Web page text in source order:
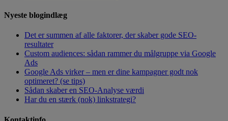
Nyeste blogindlæg
Det er summen af alle faktorer, der skaber gode SEO-
resultater
Custom audiences: sådan rammer du målgruppe via Google
Ads
Google Ads virker – men er dine kampagner godt nok
optimeret? (se tips)
Sådan skaber en SEO-Analyse værdi
Har du en stærk (nok) linkstrategi?